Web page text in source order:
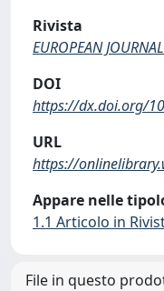
Rivista
EUROPEAN
DOI
https://dx.doi.org/
URL
https://
Appare nelle
1.1 Articolo in
File in questo